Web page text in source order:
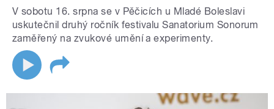
V sobotu 16. srpna se v Pěčicích u Mladé Boleslavi
uskutečnil druhý ročník festivalu Sanatorium Sonorum
zaměřený na zvukové umění a experimenty.